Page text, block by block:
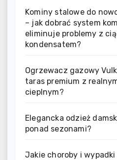
Kominy stalowe do
– jak dobrać system
eliminuje problemy z
kondensatem?
Ogrzewacz gazowy
taras premium z
cieplnym?
Elegancka odzież
ponad sezonami?
Jakie choroby i